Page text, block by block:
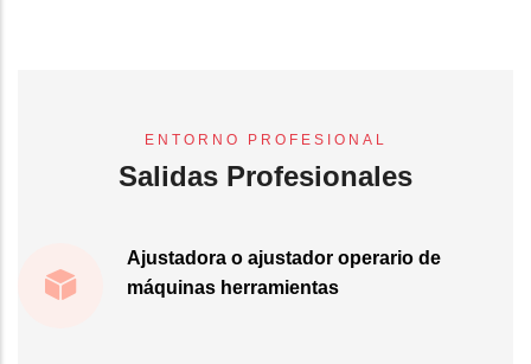
ENTORNO PROFESIONAL
Salidas Profesionales
Ajustadora o ajustador operario de
máquinas herramientas